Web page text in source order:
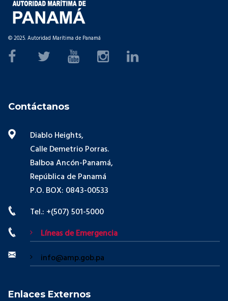
© 2025. Autoridad Marítima de Panamá
Contáctanos
Diablo Heights,
Calle Demetrio Porras.
Balboa Ancón-Panamá,
República de Panamá
P.O. BOX: 0843-00533
Tel.: +(507) 501-5000
Líneas de Emergencia
info@amp.gob.pa
Enlaces Externos